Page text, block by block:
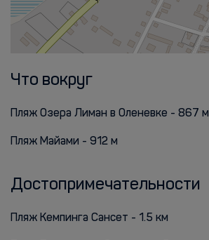
Что вокруг
Пляж Озера Лиман в Оленевке - 867 м
Пляж Майами - 912 м
Достопримечательности
Пляж Кемпинга Сансет - 1.5 км